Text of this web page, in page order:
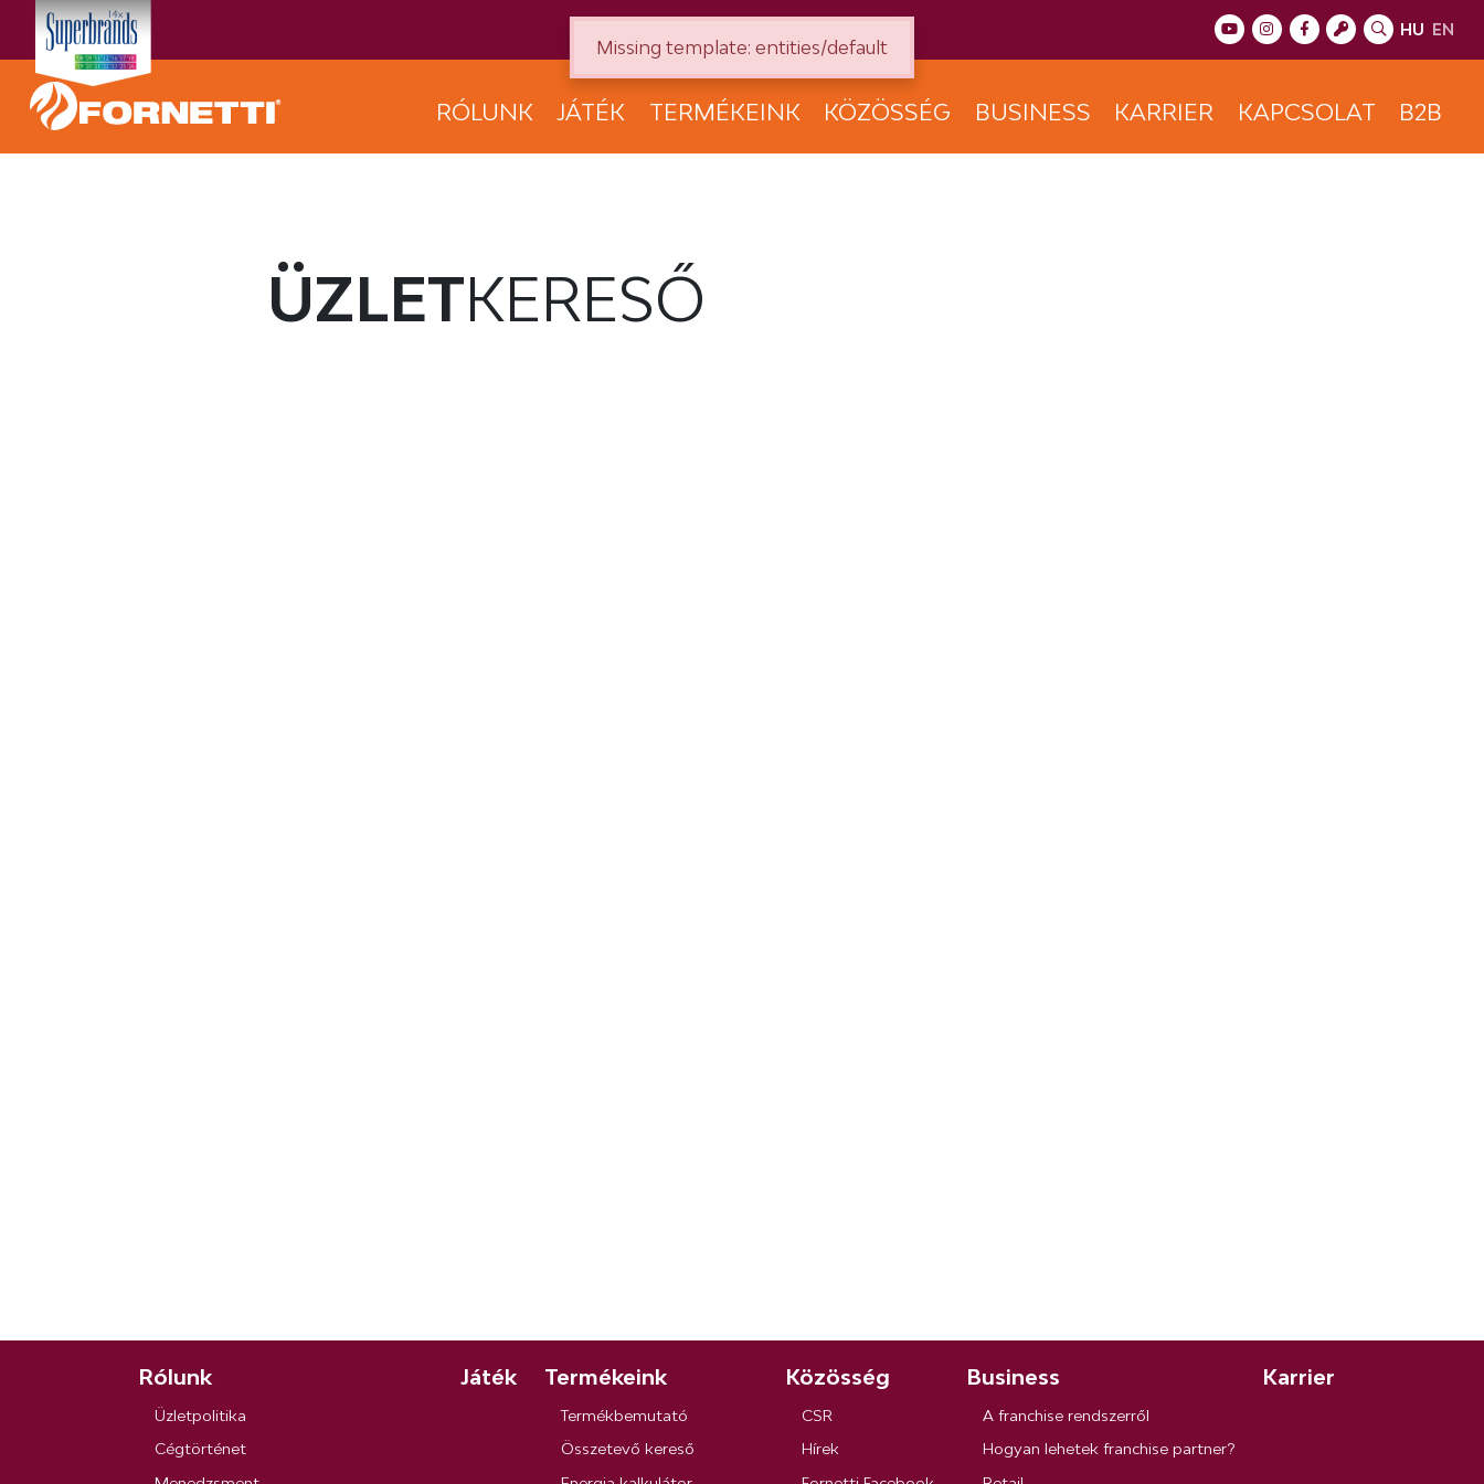
HU EN
RÓLUNK JÁTÉK TERMÉKEINK KÖZÖSSÉG BUSINESS KARRIER KAPCSOLAT B2B
ÜZLETKERESŐ
Rólunk
Üzletpolitika
Cégtörténet
Játék Termékeink
Termékbemutató
Összetevő kereső
Közösség
CSR
Hírek
Business
A franchise rendszerről
Hogyan lehetek franchise partner?
Karrier
Missing template: entities/default